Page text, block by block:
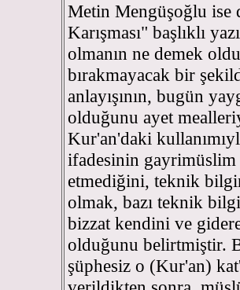
Metin Mengüşoğlu ise
Karışması" başlıklı
olmanın ne demek
bırakmayacak bir
anlayışının, bugün
olduğunu ayet
Kur'an'daki
ifadesinin
etmediğini, teknik
olmak, bazı teknik
bizzat kendini ve
olduğunu belirtmiştir.
şüphesiz o (Kur'an)